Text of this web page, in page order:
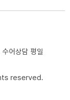
어상담 평일
reserved.